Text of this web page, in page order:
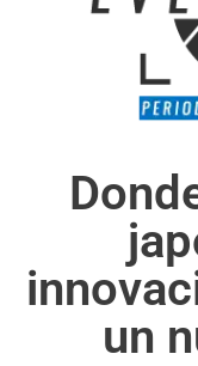
un